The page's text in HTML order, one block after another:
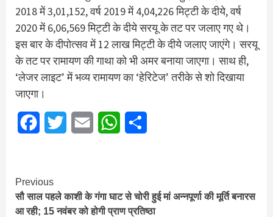
2018 में 3,01,152, वर्ष 2019 में 4,04,226 मिट्टी के दीये, वर्ष
2020 में 6,06,569 मिट्टी के दीये सरयू के तट पर जलाए गए थे।
इस बार के दीपोत्सव में 12 लाख मिट्टी के दीये जलाए जाएंगे। सरयू
के तट पर रामायण की गाथा को भी अमर बनाया जाएगा। साथ ही,
‘लेजर लाइट’ में भव्य रामायण का ‘हेरिटेज’ तरीके से शो दिखाया
जाएगा।
FacebookTwitter Email WhatsApp
Continue
Reading
Previous
सौ साल पहले काशी के गंगा घाट से चोरी हुई मां अन्नपूर्णा की मूर्ति बनारस
आ रही; 15 नवंबर को होगी प्राण प्रतिष्ठा